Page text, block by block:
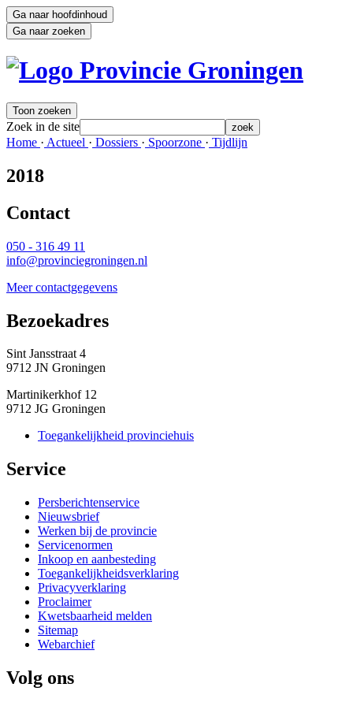
Ga naar hoofdinhoud
Ga naar zoeken
Toon zoeken
Zoek in de site zoek
Home · Actueel · Dossiers · Spoorzone · Tijdlijn
2018
Contact
050 - 316 49 11
info@provinciegroningen.nl
Meer contactgegevens
Bezoekadres
Sint Jansstraat 4
9712 JN Groningen
Martinikerkhof 12
9712 JG Groningen
Toegankelijkheid provinciehuis
Service
Persberichtenservice
Nieuwsbrief
Werken bij de provincie
Servicenormen
Inkoop en aanbesteding
Toegankelijkheidsverklaring
Privacyverklaring
Proclaimer
Kwetsbaarheid melden
Sitemap
Webarchief
Volg ons